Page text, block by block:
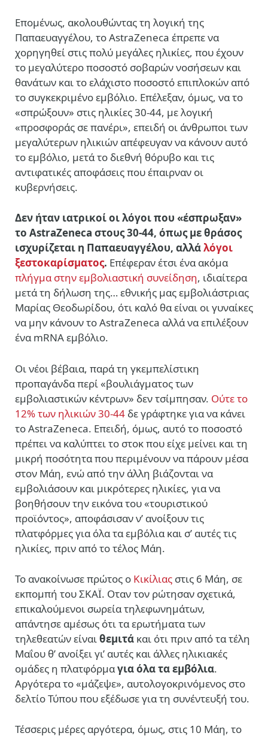
Επομένως, ακολουθώντας τη λογική της
Παπαευαγγέλου, το AstraZeneca έπρεπε να
χορηγηθεί στις πολύ μεγάλες ηλικίες, που έχουν
το μεγαλύτερο ποσοστό σοβαρών νοσήσεων και
θανάτων και το ελάχιστο ποσοστό επιπλοκών από
το συγκεκριμένο εμβόλιο. Επέλεξαν, όμως, να το
«σπρώξουν» στις ηλικίες 30-44, με λογική
«προσφοράς σε πανέρι», επειδή οι άνθρωποι των
μεγαλύτερων ηλικιών απέφευγαν να κάνουν αυτό
το εμβόλιο, μετά το διεθνή θόρυβο και τις
αντιφατικές αποφάσεις που έπαιρναν οι
κυβερνήσεις.
Δεν ήταν ιατρικοί οι λόγοι που «έσπρωξαν»
το AstraZeneca στους 30-44, όπως με θράσος
ισχυρίζεται η Παπαευαγγέλου, αλλάλόγοι
ξεστοκαρίσματος. Eπέφεραν έτσι ένα ακόμα
πλήγμα στην εμβολιαστική συνείδηση, ιδιαίτερα
μετά τη δήλωση της… εθνικής μας εμβολιάστριας
Μαρίας Θεοδωρίδου, ότι καλό θα είναι οι γυναίκες
να μην κάνουν το AstraZeneca αλλά να επιλέξουν
ένα mRNA εμβόλιο.
Οι νέοι βέβαια, παρά τη γκεμπελίστικη
προπαγάνδα περί «βουλιάγματος των
εμβολιαστικών κέντρων» δεν τσίμπησαν. Ούτε το
12% των ηλικιών 30-44 δε γράφτηκε για να κάνει
το AstraZeneca. Eπειδή, όμως, αυτό το ποσοστό
πρέπει να καλύπτει το στοκ που είχε μείνει και τη
μικρή ποσότητα που περιμένουν να πάρουν μέσα
στον Μάη, ενώ από την άλλη βιάζονται να
εμβολιάσουν και μικρότερες ηλικίες, για να
βοηθήσουν την εικόνα του «τουριστικού
προϊόντος», αποφάσισαν ν’ ανοίξουν τις
πλατφόρμες για όλα τα εμβόλια και σ’ αυτές τις
ηλικίες, πριν από το τέλος Μάη.
Το ανακοίνωσε πρώτος ο Κικίλιας στις 6 Μάη, σε
εκπομπή του ΣΚΑΪ. Οταν τον ρώτησαν σχετικά,
επικαλούμενοι σωρεία τηλεφωνημάτων,
απάντησε αμέσως ότι τα ερωτήματα των
τηλεθεατών είναιθεμιτά και ότι πριν από τα τέλη
Μαΐου θ’ ανοίξει γι’ αυτές και άλλες ηλικιακές
ομάδες η πλατφόρμαγια όλα τα εμβόλια.
Αργότερα το «μάζεψε», αυτολογοκρινόμενος στο
δελτίο Τύπου που εξέδωσε για τη συνέντευξή του.
Τέσσερις μέρες αργότερα, όμως, στις 10 Μάη, το